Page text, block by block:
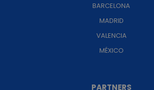
BARCELONA
MADRID
VALENCIA
MÉXICO
PARTNERS